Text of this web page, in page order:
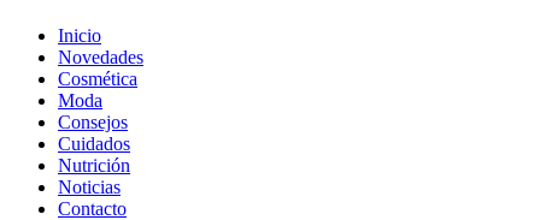
Inicio
Novedades
Cosmética
Moda
Consejos
Cuidados
Nutrición
Noticias
Contacto